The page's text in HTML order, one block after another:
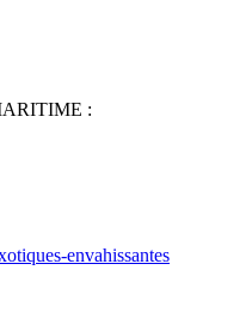
:
envahissantes